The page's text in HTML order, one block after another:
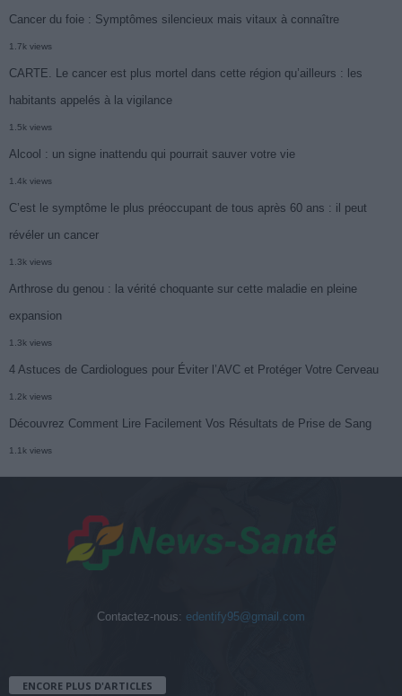
Cancer du foie : Symptômes silencieux mais vitaux à connaître
1.7k views
CARTE. Le cancer est plus mortel dans cette région qu’ailleurs : les
habitants appelés à la vigilance
1.5k views
Alcool : un signe inattendu qui pourrait sauver votre vie
1.4k views
C’est le symptôme le plus préoccupant de tous après 60 ans : il peut
révéler un cancer
1.3k views
Arthrose du genou : la vérité choquante sur cette maladie en pleine
expansion
1.3k views
4 Astuces de Cardiologues pour Éviter l’AVC et Protéger Votre Cerveau
1.2k views
Découvrez Comment Lire Facilement Vos Résultats de Prise de Sang
1.1k views
Contactez-nous: edentify95@gmail.com
ENCORE PLUS D'ARTICLES